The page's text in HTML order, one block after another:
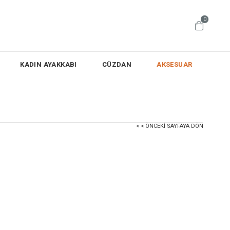
0
KADIN AYAKKABI CÜZDAN AKSESUAR
< < ÖNCEKI SAYFAYA DÖN